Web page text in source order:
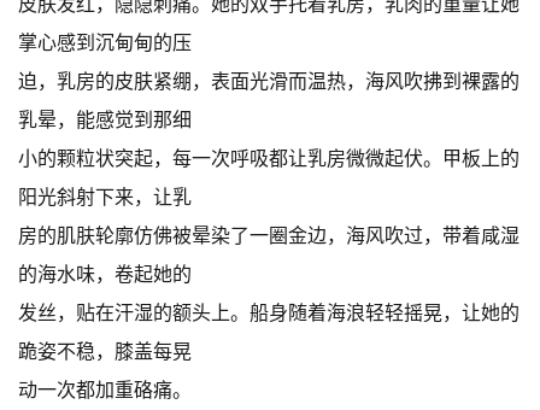
掌心感到沉甸甸的压
迫，乳房的皮肤紧绷，表面光滑而温热，海风吹拂到裸露的
乳晕，能感觉到那细
小的颗粒状突起，每一次呼吸都让乳房微微起伏。甲板上的
阳光斜射下来，让乳
房的肌肤轮廓仿佛被晕染了一圈金边，海风吹过，带着咸湿
的海水味，卷起她的
发丝，贴在汗湿的额头上。船身随着海浪轻轻摇晃，让她的
跪姿不稳，膝盖每晃
动一次都加重硌痛。